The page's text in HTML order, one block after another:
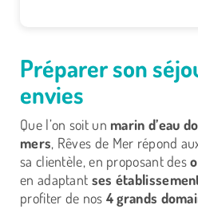
Préparer son
envies
Que l’on soit un marin d’eau
mers, Rêves de Mer répond
sa clientèle, en proposant des
en adaptant ses
profiter de nos 4 grands